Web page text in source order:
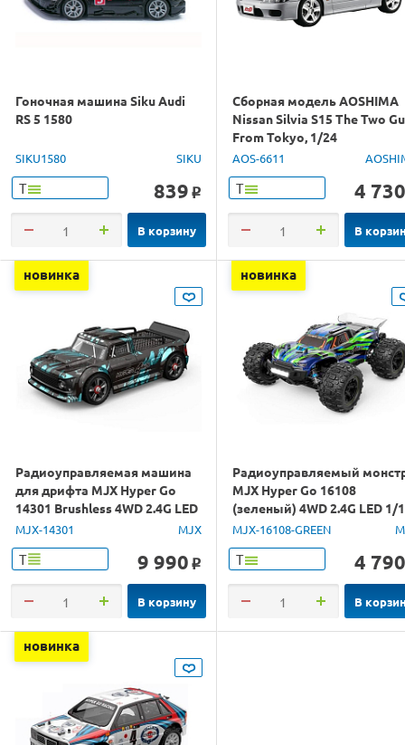
Гоночная машина Siku Audi
RS 5 1580
SIKU1580 SIKU
Т 839 o
В корзину
Сборная модель AOSHIMA
Nissan Silvia S15 The Two
From Tokyo, 1/24
AOS-6611
Т 4 730
В
новинка
Радиоуправляемая машина
для дрифта MJX Hyper Go
14301 Brushless 4WD 2.4G LED
1/14 RTR
MJX-14301 MJX
Т 9 990 o
В корзину
новинка
Радиоуправляемый
MJX Hyper Go 16108
(зеленый) 4WD 2.4G LED 1/
RTR
MJX-16108-GREEN
Т 4 790
В
новинка